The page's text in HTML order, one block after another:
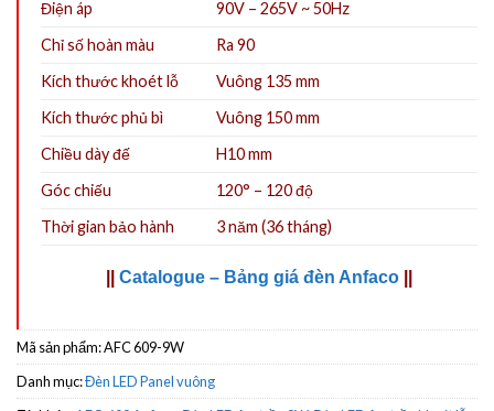
Điện áp
90V – 265V ~ 50Hz
Chỉ số hoàn màu
Ra 90
Kích thước khoét lỗ
Vuông 135 mm
Kích thước phủ bì
Vuông 150 mm
Chiều dày đế
H10 mm
Góc chiếu
120° – 120 độ
Thời gian bảo hành
3 năm (36 tháng)
Catalogue – Bảng giá đèn Anfaco
Mã sản phẩm:AFC 609-9W
Danh mục:Đèn LED Panel vuông